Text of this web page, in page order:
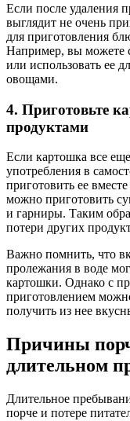
Если после удаления
выглядит не очень
для приготовления
Например, вы можете
или использовать ее
овощами.
4. Приготовьте
продуктами
Если картошка все
употребления в
приготовить ее
можно приготовить
и гарниры. Таким
потери других
Важно помнить, что
пролежания в воде
картошки. Однако с
приготовлением
получить из нее
Причины
длительном
Длительное
порче и потере